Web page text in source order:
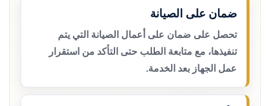
ضمان على الصيانة
تحصل على ضمان على أعمال الصيانة التي يتم
تنفيذها، مع متابعة الطلب حتى التأكد من استقرار
عمل الجهاز بعد الخدمة.